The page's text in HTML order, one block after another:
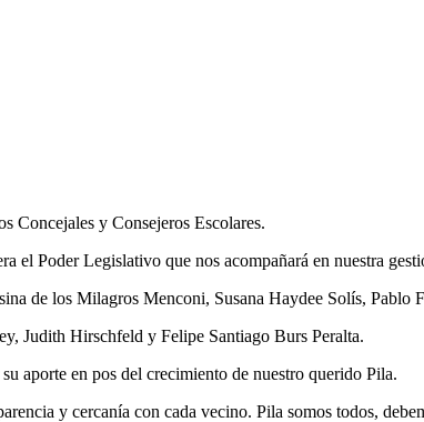
Concejales y Consejeros Escolares.
el Poder Legislativo que nos acompañará en nuestra
de los Milagros Menconi, Susana Haydee Solís, Pablo
Judith Hirschfeld y Felipe Santiago Burs Peralta.
aporte en pos del crecimiento de nuestro querido Pila.
y cercanía con cada vecino. Pila somos todos,